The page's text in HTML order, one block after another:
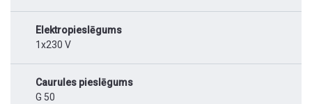
Elektropieslēgums
1x230 V
Caurules pieslēgums
G 50